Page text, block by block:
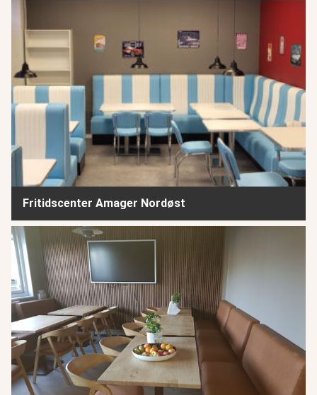
Fritidscenter Amager Nordøst
Fritidscenter Amager Nordøst
Københavns Universitet - Molekylær Fysiologi